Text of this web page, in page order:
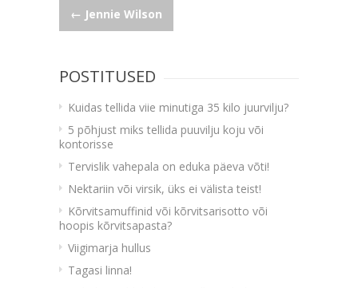
Navigeerimine
← Jennie Wilson
POSTITUSED
Kuidas tellida viie minutiga 35 kilo juurvilju?
5 põhjust miks tellida puuvilju koju või
kontorisse
Tervislik vahepala on eduka päeva võti!
Nektariin või virsik, üks ei välista teist!
Kõrvitsamuffinid või kõrvitsarisotto või
hoopis kõrvitsapasta?
Viigimarja hullus
Tagasi linna!